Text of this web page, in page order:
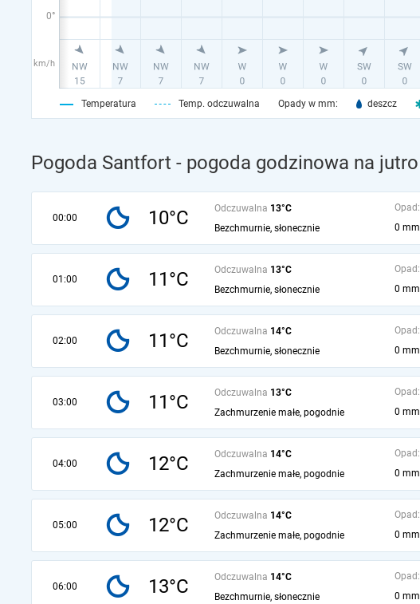
0°
km/h
Temperatura Temp. odczuwalna Opady w mm: deszcz
Pogoda Santfort - pogoda godzinowa na jutro
00:00 10°C Odczuwalna 13°C
Bezchmurnie, słonecznie
Opad:
0 mm
01:00 11°C Odczuwalna 13°C
Bezchmurnie, słonecznie
Opad:
0 mm
02:00 11°C Odczuwalna 14°C
Bezchmurnie, słonecznie
Opad:
0 mm
03:00 11°C Odczuwalna 13°C
Zachmurzenie małe, pogodnie
Opad:
0 mm
04:00 12°C Odczuwalna 14°C
Zachmurzenie małe, pogodnie
Opad:
0 mm
05:00 12°C Odczuwalna 14°C
Zachmurzenie małe, pogodnie
Opad:
0 mm
06:00 13°C Odczuwalna 14°C
Bezchmurnie, słonecznie
Opad:
0 mm